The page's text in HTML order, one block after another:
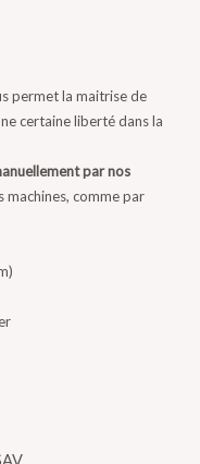
permet la maitrise de
certaine liberté dans la
par nos
machines, comme par